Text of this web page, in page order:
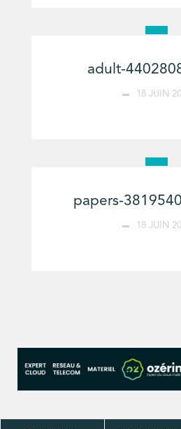
adult-
18 JUIN
papers-
18 JUIN